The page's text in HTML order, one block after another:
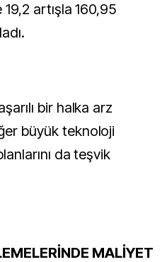
artışla 160,95
bir halka arz
büyük teknoloji
da teşvik
MALİYET